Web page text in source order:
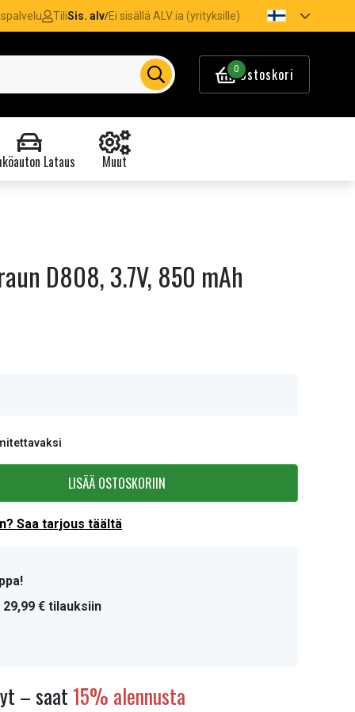
TiliSis. alv/Ei sisällä ALV:ia (yrityksille)
0Ostoskori
Lataus Muut
D808, 3.7V, 850 mAh
LISÄÄ OSTOSKORIIN
Saa tarjous täältä
€ tilauksiin
– saat15% alennusta